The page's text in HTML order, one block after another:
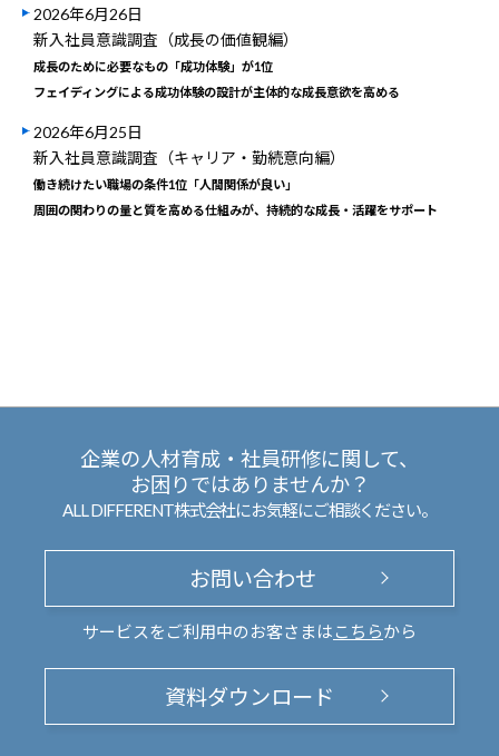
2026年6月26日
新入社員意識調査（成長の価値観編）
成長のために必要なもの「成功体験」が1位
フェイディングによる成功体験の設計が主体的な成長意欲を高める
2026年6月25日
新入社員意識調査（キャリア・勤続意向編）
働き続けたい職場の条件1位「人間関係が良い」
周囲の関わりの量と質を高める仕組みが、持続的な成長・活躍をサポート
企業の人材育成・社員研修に関して、
お困りではありませんか？
ALL DIFFERENT株式会社にお気軽にご相談ください。
お問い合わせ
サービスをご利用中のお客さまは こちらから
資料ダウンロード